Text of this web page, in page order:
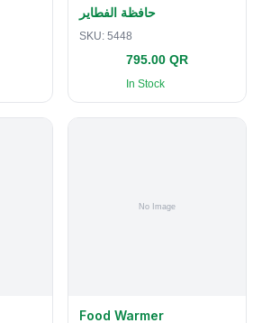
حافظة الفطاير
SKU: 5448
795.00 QR
In Stock
Food Warmer